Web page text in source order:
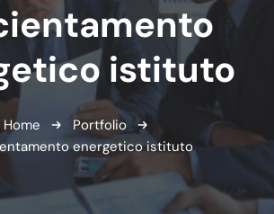
istituto
Home
Portfolio
energetico istituto